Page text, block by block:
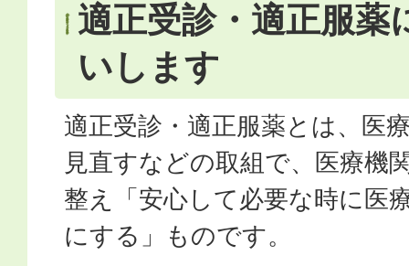
適正受診・適正服薬
いします
適正受診・適正服薬とは、医
見直すなどの取組で、医療機
整え「安心して必要な時に医
にする」ものです。